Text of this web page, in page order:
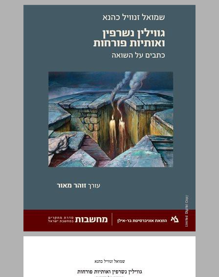
גווילין נשרפין ואותיות פורחות כתבים על השואה ... 0